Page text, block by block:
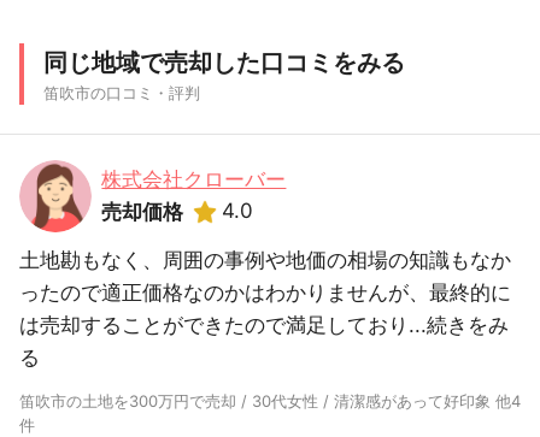
同じ地域で売却した口コミをみる
笛吹市の口コミ・評判
株式会社クローバー
売却価格
4.0
土地勘もなく、周囲の事例や地価の相場の知識もなか
ったので適正価格なのかはわかりませんが、最終的に
は売却することができたので満足しており...続きをみ
る
笛吹市の土地を300万円で売却 / 30代女性 / 清潔感があって好印象 他4
件